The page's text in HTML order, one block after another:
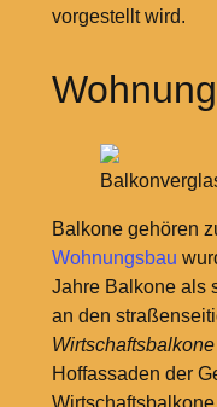
vorgestellt wird.
Balkone gehören
Wohnungsbau
Jahre Balkone als
an den
Wirtschaftsbalkone
Hoffassaden der